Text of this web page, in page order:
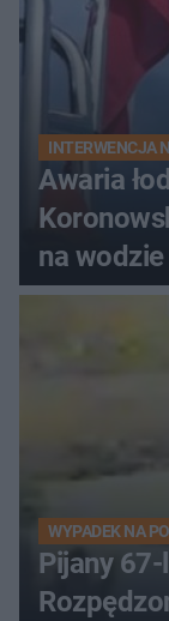
INTERWENCJA
Awaria
na wodzie
WYPADEK NA
Pijany